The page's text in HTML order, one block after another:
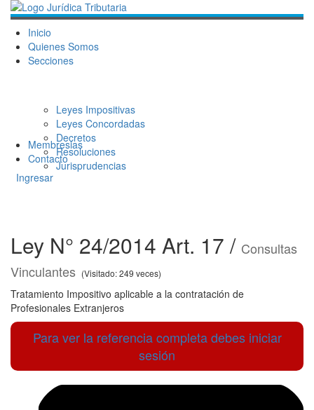
Inicio
Quienes Somos
Secciones
Leyes Impositivas
Leyes Concordadas
Decretos
Resoluciones
Jurisprudencias
Membresias
Contacto
Ingresar
Ley N° 24/2014 Art. 17 / Consultas
Vinculantes (Visitado: 249 veces)
Tratamiento Impositivo aplicable a la contratación de
Profesionales Extranjeros
Para ver la referencia completa debes iniciar
sesión